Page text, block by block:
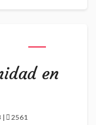
en
| 2561